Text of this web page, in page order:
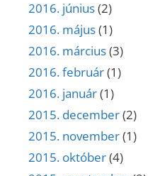
2016. június(2)
2016. május(1)
2016. március(3)
2016. február(1)
2016. január(1)
2015. december(2)
2015. november(1)
2015. október(4)